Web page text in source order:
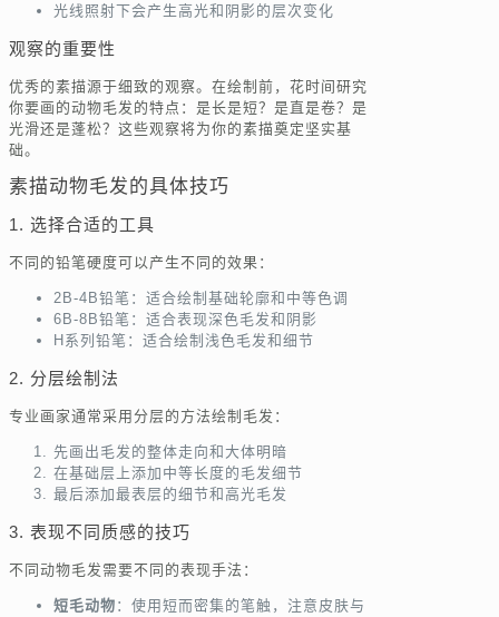
光线照射下会产生高光和阴影的层次变化
观察的重要性
优秀的素描源于细致的观察。在绘制前，花时间研究
你要画的动物毛发的特点：是长是短？是直是卷？是
光滑还是蓬松？这些观察将为你的素描奠定坚实基
础。
素描动物毛发的具体技巧
1. 选择合适的工具
不同的铅笔硬度可以产生不同的效果：
2B-4B铅笔：适合绘制基础轮廓和中等色调
6B-8B铅笔：适合表现深色毛发和阴影
H系列铅笔：适合绘制浅色毛发和细节
2. 分层绘制法
专业画家通常采用分层的方法绘制毛发：
先画出毛发的整体走向和大体明暗
在基础层上添加中等长度的毛发细节
最后添加最表层的细节和高光毛发
3. 表现不同质感的技巧
不同动物毛发需要不同的表现手法：
短毛动物 ：使用短而密集的笔触，注意皮肤与